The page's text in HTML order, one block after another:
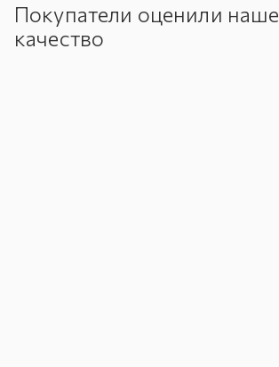
Покупатели оценили наше
качество